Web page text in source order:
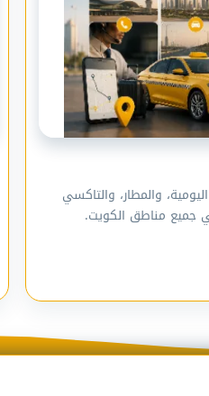
والمطار، والتاكسي
جميع مناطق الكويت.